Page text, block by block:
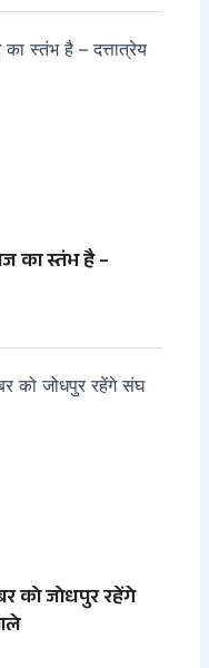
का स्तंभ है –
को जोधपुर रहेंगे